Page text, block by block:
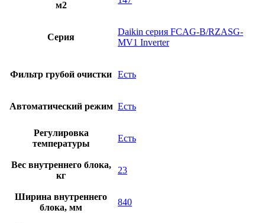
м2
Серия
Daikin серия FCAG-B/RZASG-
MV1 Inverter
Фильтр грубой очистки Есть
Автоматический режим Есть
Регулировка
температуры
Есть
Вес внутреннего блока,
кг
23
Ширина внутреннего
блока, мм
840